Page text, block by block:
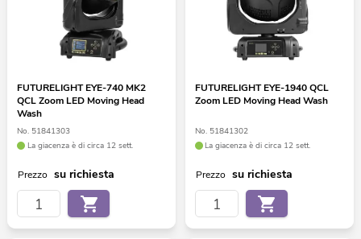
FUTURELIGHT EYE-740 MK2
QCL Zoom LED Moving Head
Wash
No. 51841303
La giacenza è di circa 12 sett.
Prezzo su richiesta
FUTURELIGHT EYE-1940 QCL
Zoom LED Moving Head Wash
No. 51841302
La giacenza è di circa 12 sett.
Prezzo su richiesta